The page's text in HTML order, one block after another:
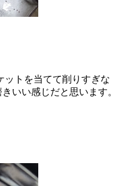
トを当てて削りすぎな
いい感じだと思います。